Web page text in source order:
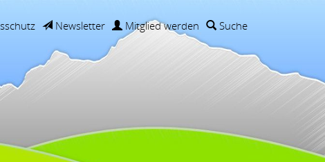
Newsletter Mitglied werden
Suche